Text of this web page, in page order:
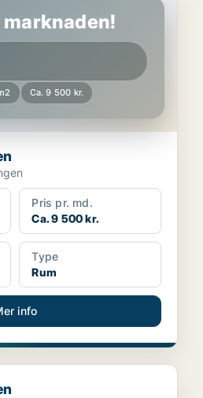
Ca. 9 500 kr.
Pris pr. md.
Ca. 9 500 kr.
Type
Rum
info